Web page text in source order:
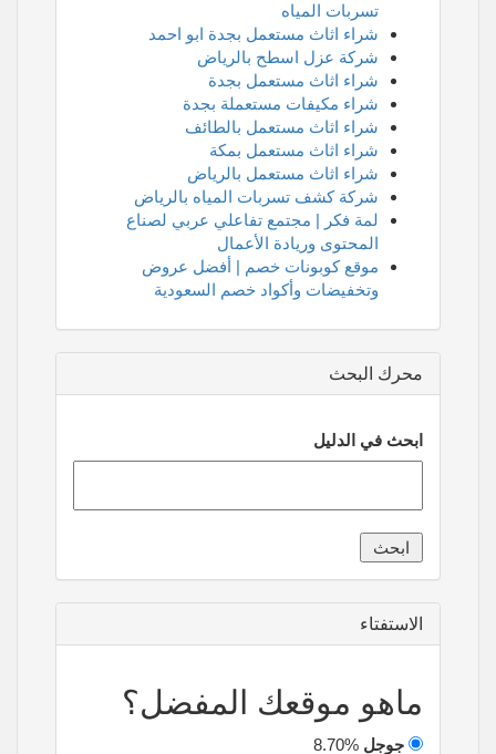
تسربات المياه
شراء اثاث مستعمل بجدة ابو احمد
شركة عزل اسطح بالرياض
شراء اثاث مستعمل بجدة
شراء مكيفات مستعملة بجدة
شراء اثاث مستعمل بالطائف
شراء اثاث مستعمل بمكة
شراء اثاث مستعمل بالرياض
شركة كشف تسربات المياه بالرياض
لمة فكر | مجتمع تفاعلي عربي لصناع
المحتوى وريادة الأعمال
موقع كوبونات خصم | أفضل عروض
وتخفيضات وأكواد خصم السعودية
محرك البحث
ابحث في الدليل
الاستفتاء
ماهو موقعك المفضل؟
جوجل